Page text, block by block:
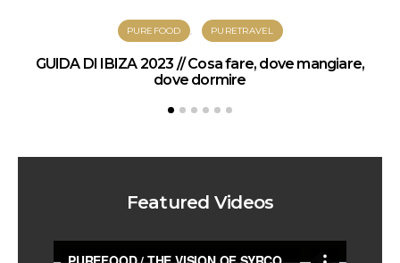
PUREFOOD PURETRAVEL
GUIDA DI IBIZA 2023 // Cosa fare, dove mangiare,
dove dormire
Featured Videos